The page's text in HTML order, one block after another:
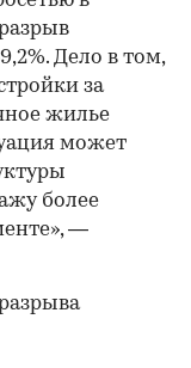
Дело в том,
за
жилье
может
более
—